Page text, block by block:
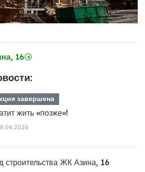
16
завершена
жить «позже»!
строительства ЖК Азина, 16